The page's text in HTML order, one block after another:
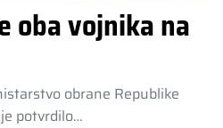
oba vojnika na
obrane Republike
potvrdilo…